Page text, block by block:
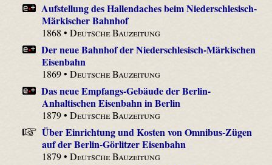
Aufstellung des Hallendaches beim Niederschlesisch-
Märkischer Bahnhof
1868 •Deutsche Bauzeitung
Der neue Bahnhof der Niederschlesisch-Märkischen
Eisenbahn
1869 •Deutsche Bauzeitung
Das neue Empfangs-Gebäude der Berlin-
Anhaltischen Eisenbahn in Berlin
1879 •Deutsche Bauzeitung
Über Einrichtung und Kosten von Omnibus-Zügen
auf der Berlin-Görlitzer Eisenbahn
1879 •Deutsche Bauzeitung